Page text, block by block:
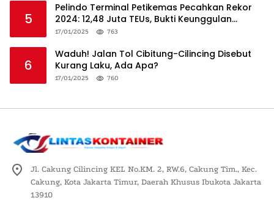
5
Pelindo Terminal Petikemas Pecahkan Rekor
2024: 12,48 Juta TEUs, Bukti Keunggulan
Logistik Nasional
17/01/2025 763
6
Waduh! Jalan Tol Cibitung-Cilincing Disebut
Kurang Laku, Ada Apa?
17/01/2025 760
Jl. Cakung Cilincing KEL No.KM. 2, RW.6, Cakung Tim., Kec.
Cakung, Kota Jakarta Timur, Daerah Khusus Ibukota Jakarta
13910